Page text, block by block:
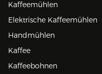
Kaffeemühlen
Elektrische Kaffeemühlen
Handmühlen
Kaffee
Kaffeebohnen